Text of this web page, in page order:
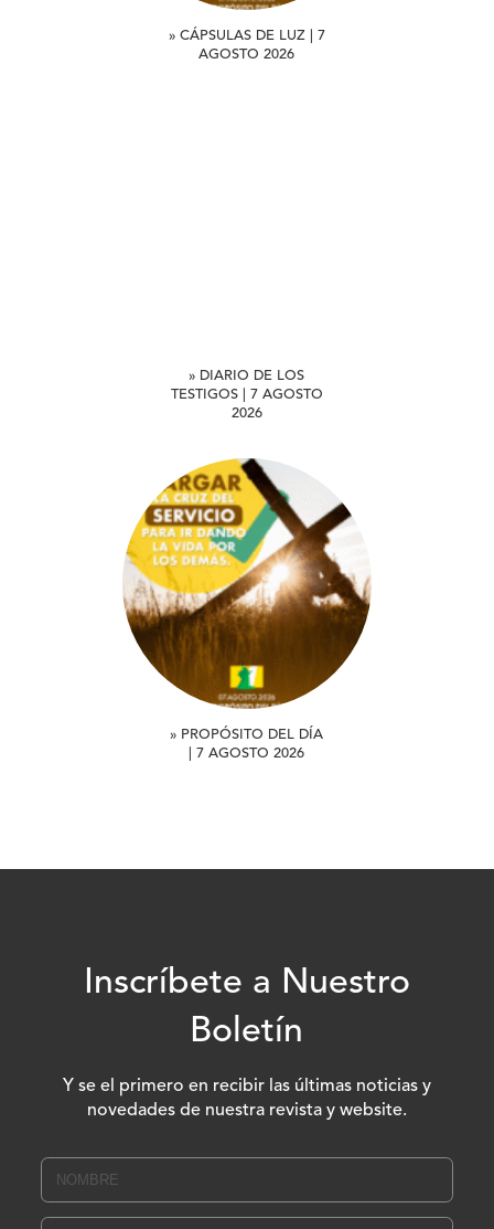
» CÁPSULAS DE LUZ | 7
AGOSTO 2026
» DIARIO DE LOS
TESTIGOS | 7 AGOSTO
2026
» PROPÓSITO DEL DÍA
| 7 AGOSTO 2026
Inscríbete a Nuestro
Boletín
Y se el primero en recibir las últimas noticias y
novedades de nuestra revista y website.